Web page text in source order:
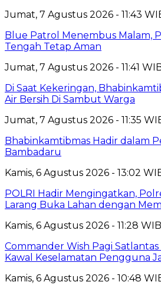
Jumat, 7 Agustus 2026 - 11:43
Blue Patrol Menembus Malam,
Tengah Tetap Aman
Jumat, 7 Agustus 2026 - 11:41
Di Saat Kekeringan,
Air Bersih Di Sambut Warga
Jumat, 7 Agustus 2026 - 11:35
Bhabinkamtibmas Hadir dalam
Bambadaru
Kamis, 6 Agustus 2026 - 13:02
POLRI Hadir Mengingatkan,
Larang Buka Lahan dengan
Kamis, 6 Agustus 2026 - 11:28 WIB
Commander Wish Pagi
Kawal Keselamatan Pengguna
Kamis, 6 Agustus 2026 - 10:48